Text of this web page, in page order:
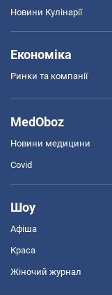
Новини Кулінарії
Економіка
Ринки та компанії
MedOboz
Новини медицини
Covid
Шоу
Афіша
Краса
Жіночий журнал